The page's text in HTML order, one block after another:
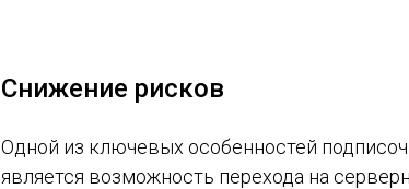
Снижение рисков
Одной из ключевых особенностей
является возможность перехода на